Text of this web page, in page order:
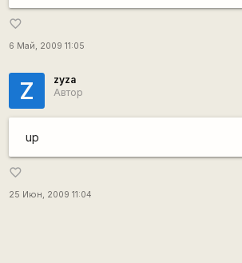
favorite_border
6 Май, 2009 11:05
Z
zyza
Автор
up
favorite_border
25 Июн, 2009 11:04